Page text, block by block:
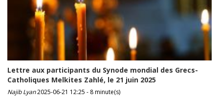
Lettre aux participants du Synode mondial des Grecs-
Catholiques Melkites Zahlé, le 21 juin 2025
Najib Lyan2025-06-21 12:25 - 8 minute(s)